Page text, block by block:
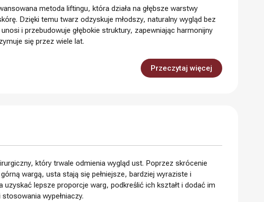
metoda liftingu, która działa na głębsze warstwy
Dzięki temu twarz odzyskuje młodszy, naturalny wygląd bez
i przebudowuje głębokie struktury, zapewniając harmonijny
się przez wiele lat.
Przeczytaj więcej
który trwale odmienia wygląd ust. Poprzez skrócenie
wargą, usta stają się pełniejsze, bardziej wyraziste i
uzyskać lepsze proporcje warg, podkreślić ich kształt i dodać im
wypełniaczy.